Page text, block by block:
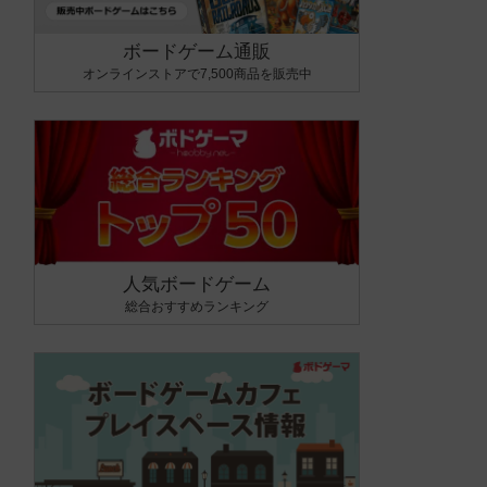
ボードゲーム通販
オンラインストアで7,500商品を販売中
人気ボードゲーム
総合おすすめランキング